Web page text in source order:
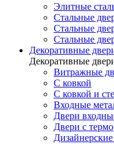
Элитные
Стальные
Стальные
Стальные
Декоративные
Декоративные
Витражные
С ковкой
С ковкой и
Входные
Двери
Двери с